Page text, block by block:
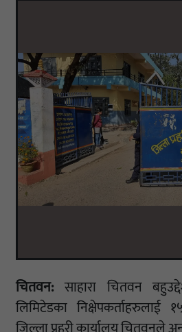
चितवन: साहारा चितवन
लिमिटेडका निक्षेपकर्ताहरुलाई